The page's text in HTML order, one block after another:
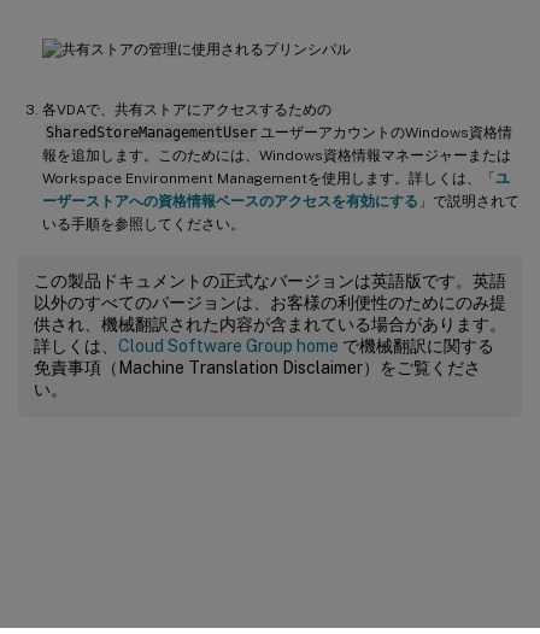
各VDAで、共有ストアにアクセスするための
SharedStoreManagementUser ユーザーアカウントのWindows資格情
報を追加します。このためには、Windows資格情報マネージャーまたは
Workspace Environment Managementを使用します。詳しくは、「ユ
ーザーストアへの資格情報ベースのアクセスを有効にする 」で説明されて
いる手順を参照してください。
この製品ドキュメントの正式なバージョンは英語版です。英語
以外のすべてのバージョンは、お客様の利便性のためにのみ提
供され、機械翻訳された内容が含まれている場合があります。
詳しくは、 Cloud Software Group home で機械翻訳に関する
免責事項（Machine Translation Disclaimer）をご覧くださ
い。